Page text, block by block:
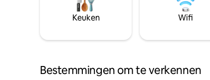
Keuken Wifi
Bestemmingen om te verkennen